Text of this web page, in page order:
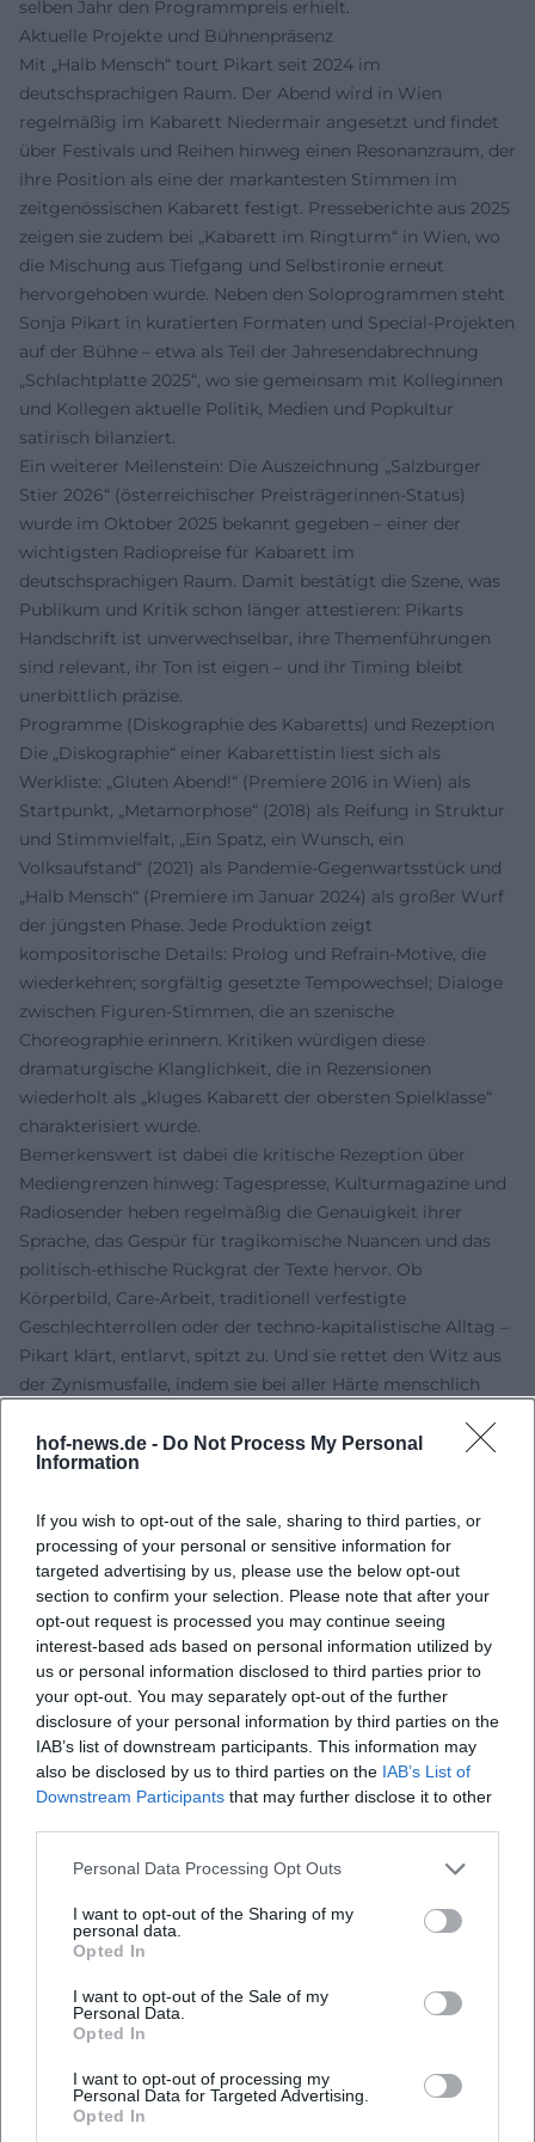
hof-news.de - Do Not Process My Personal
Information
If you wish to opt-out of the sale, sharing to third parties, or
processing of your personal or sensitive information for
targeted advertising by us, please use the below opt-out
section to confirm your selection. Please note that after your
opt-out request is processed you may continue seeing
interest-based ads based on personal information utilized by
us or personal information disclosed to third parties prior to
your opt-out. You may separately opt-out of the further
disclosure of your personal information by third parties on the
IAB’s list of downstream participants. This information may
also be disclosed by us to third parties on the IAB’s List of
Downstream Participants that may further disclose it to other
Personal Data Processing Opt Outs
I want to opt-out of the Sharing of my
personal data.
Opted In
I want to opt-out of the Sale of my
Personal Data.
Opted In
I want to opt-out of processing my
Personal Data for Targeted Advertising.
Opted In
selben Jahr den Programmpreis erhielt.
Aktuelle Projekte und Bühnenpräsenz
Mit „Halb Mensch“ tourt Pikart seit 2024 im
deutschsprachigen Raum. Der Abend wird in Wien
regelmäßig im Kabarett Niedermair angesetzt und findet
über Festivals und Reihen hinweg einen Resonanzraum, der
ihre Position als eine der markantesten Stimmen im
zeitgenössischen Kabarett festigt. Presseberichte aus 2025
zeigen sie zudem bei „Kabarett im Ringturm“ in Wien, wo
die Mischung aus Tiefgang und Selbstironie erneut
hervorgehoben wurde. Neben den Soloprogrammen steht
Sonja Pikart in kuratierten Formaten und Special-Projekten
auf der Bühne – etwa als Teil der Jahresendabrechnung
„Schlachtplatte 2025“, wo sie gemeinsam mit Kolleginnen
und Kollegen aktuelle Politik, Medien und Popkultur
satirisch bilanziert.
Ein weiterer Meilenstein: Die Auszeichnung „Salzburger
Stier 2026“ (österreichischer Preisträgerinnen-Status)
wurde im Oktober 2025 bekannt gegeben – einer der
wichtigsten Radiopreise für Kabarett im
deutschsprachigen Raum. Damit bestätigt die Szene, was
Publikum und Kritik schon länger attestieren: Pikarts
Handschrift ist unverwechselbar, ihre Themenführungen
sind relevant, ihr Ton ist eigen – und ihr Timing bleibt
unerbittlich präzise.
Programme (Diskographie des Kabaretts) und Rezeption
Die „Diskographie“ einer Kabarettistin liest sich als
Werkliste: „Gluten Abend!“ (Premiere 2016 in Wien) als
Startpunkt, „Metamorphose“ (2018) als Reifung in Struktur
und Stimmvielfalt, „Ein Spatz, ein Wunsch, ein
Volksaufstand“ (2021) als Pandemie-Gegenwartsstück und
„Halb Mensch“ (Premiere im Januar 2024) als großer Wurf
der jüngsten Phase. Jede Produktion zeigt
kompositorische Details: Prolog und Refrain-Motive, die
wiederkehren; sorgfältig gesetzte Tempowechsel; Dialoge
zwischen Figuren-Stimmen, die an szenische
Choreographie erinnern. Kritiken würdigen diese
dramaturgische Klanglichkeit, die in Rezensionen
wiederholt als „kluges Kabarett der obersten Spielklasse“
charakterisiert wurde.
Bemerkenswert ist dabei die kritische Rezeption über
Mediengrenzen hinweg: Tagespresse, Kulturmagazine und
Radiosender heben regelmäßig die Genauigkeit ihrer
Sprache, das Gespür für tragikomische Nuancen und das
politisch-ethische Rückgrat der Texte hervor. Ob
Körperbild, Care-Arbeit, traditionell verfestigte
Geschlechterrollen oder der techno-kapitalistische Alltag –
Pikart klärt, entlarvt, spitzt zu. Und sie rettet den Witz aus
der Zynismusfalle, indem sie bei aller Härte menschlich
Stil und Handschrift: Arrangement, Textur, Timing
Sonja Pikarts Stil lässt sich als Schnittpunkt von
Beschleunigung beschreiben. Ihre Texte sind dicht
arrangiert: Alliterationen, Metaphern, Leitmotive und
Gegenrhythmen strukturieren den Abend. Gestische
Akzente, Blickachsen und Stimmfarben erzeugen eine
innere Musik, die den Humor trägt. Die künstlerische
Entwicklung über die Jahre – von der spielerischen
Alltagskritik zur klaren politisch-philosophischen Setzung –
spiegelt sich in längeren thematischen Bögen und einer
spürbaren Lust am gedanklichen Risiko.
Im Zentrum steht eine ethische Poetik des Kabaretts:
Kontrast und Kontrapunkt – leicht gegen schwer, zart
erzeugt die typische Pikart-Spannung: Das Publikum
verharrt nie im reinen Amüsement; immer schon wird das
Nächste hörbar gemacht, der Subtext vorbereitet, die
nächste Brechung komponiert.
Fernsehen, Radio, Kollaborationen
Parallel zu den Soloabenden war und ist Pikart in ORF-
Formaten wie „Pratersterne“, „Sommerkabarett“,
„Kabarettgipfel“ und Quiz- bzw. Gesprächssendungen